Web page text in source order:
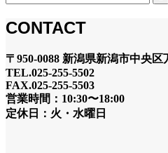
CONTACT
〒950-0088 新潟県新潟市中央区
TEL.025-255-5502
FAX.025-255-5503
営業時間：10:30〜18:00
定休日：火・水曜日